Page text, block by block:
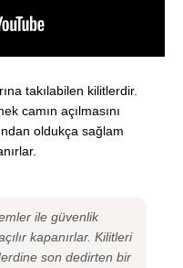
takılabilen kilitlerdir.
camın açılmasını
oldukça sağlam
ile güvenlik
kapanırlar. Kilitleri
son dedirten bir